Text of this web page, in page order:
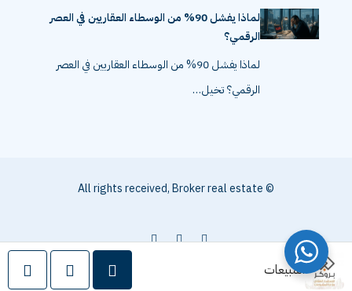
المبيعات
لماذا يفشل 90% من الوسطاء العقاريين في العصر
الرقمي؟
لماذا يفشل 90% من الوسطاء العقاريين في العصر
الرقمي؟ تخيل…
© All rights received, Broker real estate